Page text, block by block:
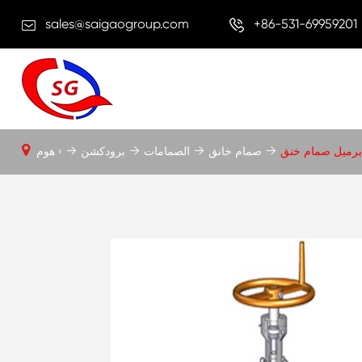
sales@saigaogroup.com +86-531-69959201
هوم › برودكشن الصمامات صمام خانق صمام خنق